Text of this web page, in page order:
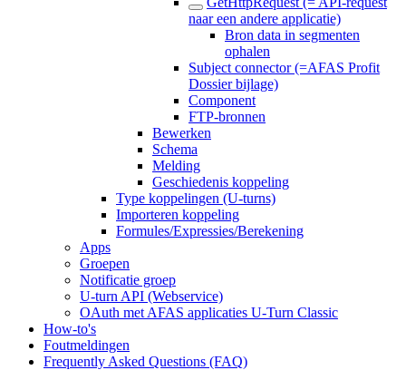
naar een andere applicatie)
Bron data in segmenten
ophalen
Subject connector (=AFAS Profit
Dossier bijlage)
Component
FTP-bronnen
Bewerken
Schema
Melding
Geschiedenis koppeling
Type koppelingen (U-turns)
Importeren koppeling
Formules/Expressies/Berekening
Apps
Groepen
Notificatie groep
U-turn API (Webservice)
OAuth met AFAS applicaties U-Turn Classic
How-to's
Foutmeldingen
Frequently Asked Questions (FAQ)